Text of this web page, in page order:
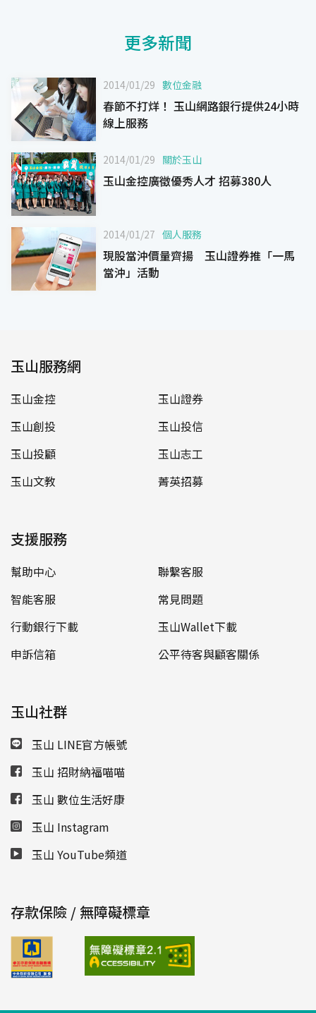
更多新聞
2014/01/29 數位金融
春節不打烊！ 玉山網路銀行提供24小時
線上服務
2014/01/29 關於玉山
玉山金控廣徵優秀人才 招募380人
2014/01/27 個人服務
現股當沖價量齊揚 玉山證券推「一馬
當沖」活動
玉山服務網
玉山金控
玉山證券
玉山創投
玉山投信
玉山投顧
玉山志工
玉山文教
菁英招募
支援服務
幫助中心
聯繫客服
智能客服
常見問題
行動銀行下載
玉山Wallet下載
申訴信箱
公平待客與顧客關係
玉山社群
玉山 LINE官方帳號
玉山 招財納福喵喵
玉山 數位生活好康
玉山 Instagram
玉山 YouTube頻道
存款保險 / 無障礙標章